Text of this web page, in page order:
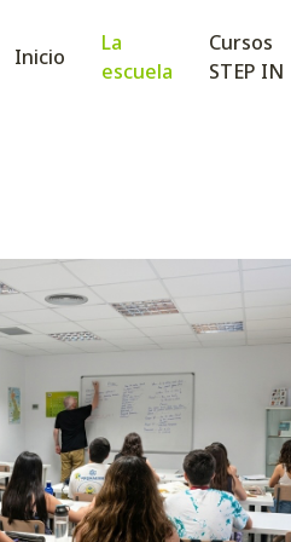
Inicio
La
escuela
Cursos
STEP IN